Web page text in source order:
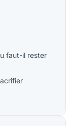
faut-il rester